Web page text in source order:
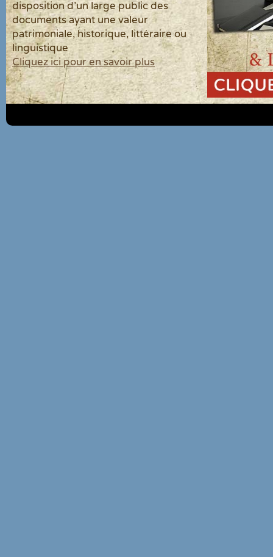
disposition d'un large public des
documents ayant une valeur
patrimoniale, historique, littéraire ou
linguistique
Cliquez ici pour en savoir plus